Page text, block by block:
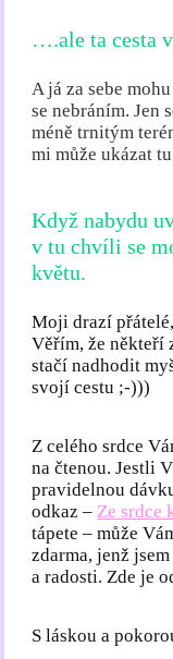
….ale ta cesta
A já za sebe
se nebráním. Jen
méně trnitým
mi může ukázat
Když nabydu
v tu chvíli se
květu.
Moji drazí
Věřím, že
stačí nadhodit
svojí cestu ;-)))
Z celého srdce
na čtenou. Jestli
pravidelnou
odkaz – Ze srdce
tápete – může
zdarma, jenž
a radosti. Zde je
S láskou a